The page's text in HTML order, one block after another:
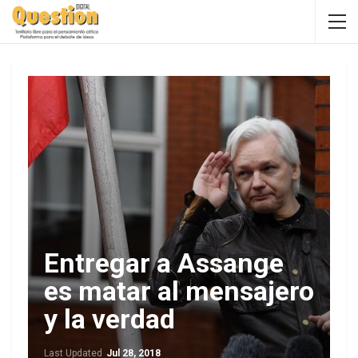
Entregar a Assange
es matar al mensajero
y la verdad
Last Updated Jul 28, 2018